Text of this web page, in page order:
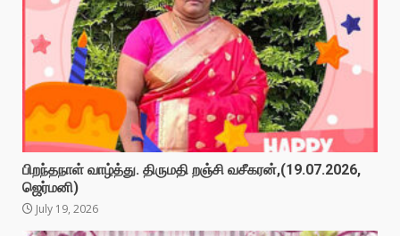
பிறந்தநாள் வாழ்த்து. திருமதி றஞ்சி வசீகரன்,(19.07.2026,
ஜெர்மனி)
July 19, 2026